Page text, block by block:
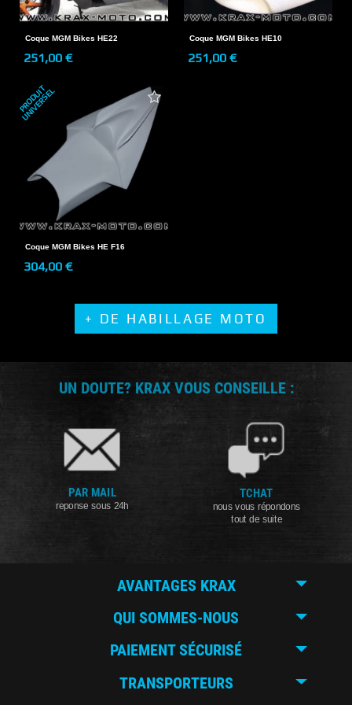
Coque MGM Bikes HE22
251,00 €
Coque MGM Bikes HE10
251,00 €
P
R
O
D
U
I
T
U
N
I
V
E
R
S
E
L
Coque MGM Bikes HE F16
304,00 €
+ DE HABILLAGE MOTO
UN DOUTE? KRAX VOUS CONSEILLE :
PAR MAIL
reponse sous 24h
TCHAT
nous vous répondons
tout de suite
AVANTAGES KRAX
QUI SOMMES-NOUS
PAIEMENT SÉCURISÉ
TRANSPORTEURS